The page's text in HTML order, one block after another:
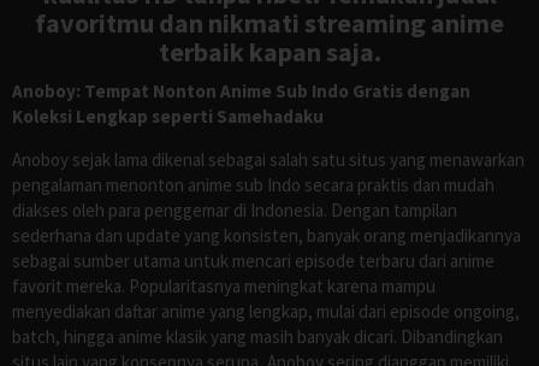
favoritmu dan nikmati streaming anime
terbaik kapan saja.
Anoboy: Tempat Nonton Anime Sub Indo Gratis dengan
Koleksi Lengkap seperti Samehadaku
Anoboy sejak lama dikenal sebagai salah satu situs yang menawarkan
pengalaman menonton anime sub Indo secara praktis dan mudah
diakses oleh para penggemar di Indonesia. Dengan tampilan
sederhana dan update yang konsisten, banyak orang menjadikannya
sebagai sumber utama untuk mencari episode terbaru dari anime
favorit mereka. Popularitasnya meningkat karena mampu
menyediakan daftar anime yang lengkap, mulai dari episode ongoing,
batch, hingga anime klasik yang masih banyak dicari. Dibandingkan
situs lain yang konsepnya serupa, Anoboy sering dianggap memiliki